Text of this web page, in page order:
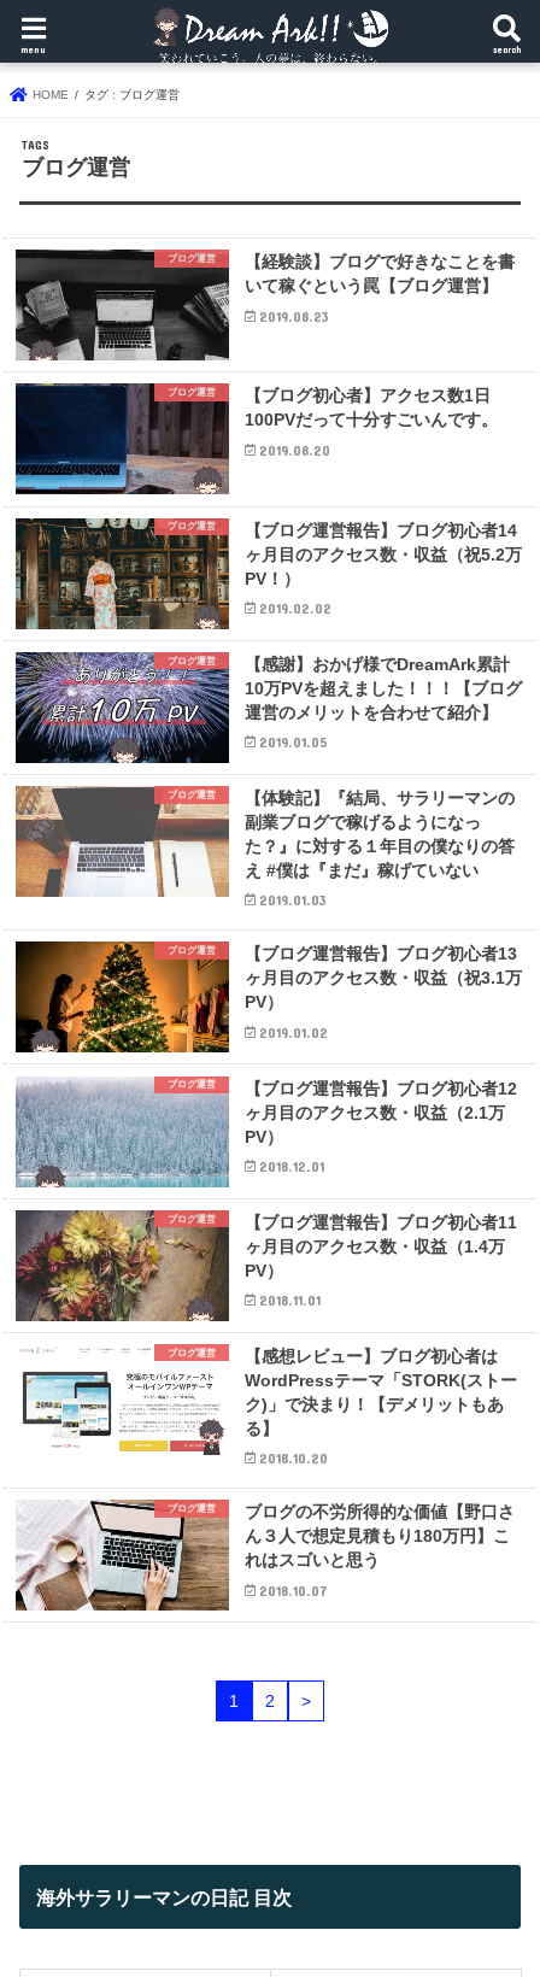
search
menu
HOME タグ : ブログ運営
ブログ運営
ブログ運営
【経験談】ブログで好きなことを書
いて稼ぐという罠【ブログ運営】
2019.08.23
ブログ運営
【ブログ初心者】アクセス数1日
100PVだって十分すごいんです。
2019.08.20
ブログ運営
【ブログ運営報告】ブログ初心者14
ヶ月目のアクセス数・収益（祝5.2万
PV！）
2019.02.02
ブログ運営
【感謝】おかげ様でDreamArk累計
10万PVを超えました！！！【ブログ
運営のメリットを合わせて紹介】
2019.01.05
ブログ運営
【体験記】『結局、サラリーマンの
副業ブログで稼げるようになっ
た？』に対する１年目の僕なりの答
え #僕は『まだ』稼げていない
2019.01.03
ブログ運営
【ブログ運営報告】ブログ初心者13
ヶ月目のアクセス数・収益（祝3.1万
PV）
2019.01.02
ブログ運営
【ブログ運営報告】ブログ初心者12
ヶ月目のアクセス数・収益（2.1万
PV）
2018.12.01
ブログ運営
【ブログ運営報告】ブログ初心者11
ヶ月目のアクセス数・収益（1.4万
PV）
2018.11.01
ブログ運営
【感想レビュー】ブログ初心者は
WordPressテーマ「STORK(ストー
ク)」で決まり！【デメリットもあ
る】
2018.10.20
ブログ運営
ブログの不労所得的な価値【野口さ
ん３人で想定見積もり180万円】こ
れはスゴいと思う
2018.10.07
1 2 >
海外サラリーマンの日記 目次